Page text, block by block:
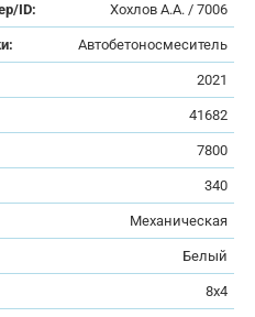
ID: Хохлов А.А. / 7006
Автобетоносмеситель
2021
41682
7800
340
Механическая
Белый
8х4